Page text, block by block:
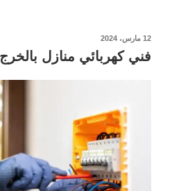
نُشر
في
12 مارس، 2024
فني كهربائي منازل بالخرج..35%..اتصل